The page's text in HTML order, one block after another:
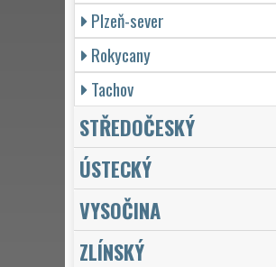
Plzeň-sever
Rokycany
Tachov
STŘEDOČESKÝ
ÚSTECKÝ
VYSOČINA
ZLÍNSKÝ